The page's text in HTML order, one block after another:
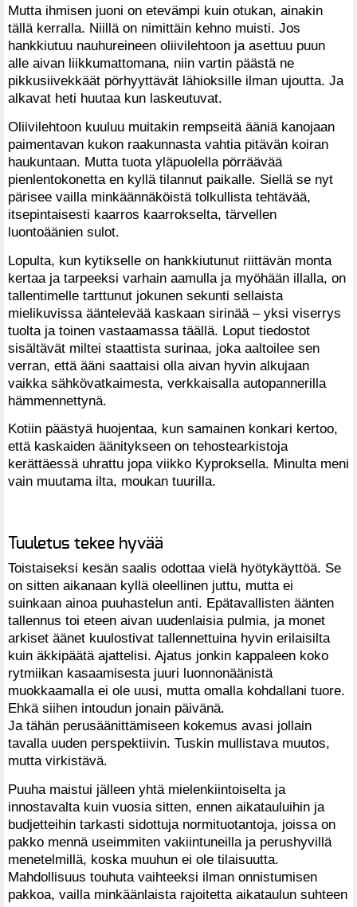
Mutta ihmisen juoni on etevämpi kuin otukan, ainakin
tällä kerralla. Niillä on nimittäin kehno muisti. Jos
hankkiutuu nauhureineen oliivilehtoon ja asettuu puun
alle aivan liikkumattomana, niin vartin päästä ne
pikkusiivekkäät pörhyyttävät lähioksille ilman ujoutta. Ja
alkavat heti huutaa kun laskeutuvat.
Oliivilehtoon kuuluu muitakin rempseitä ääniä kanojaan
paimentavan kukon raakunnasta vahtia pitävän koiran
haukuntaan. Mutta tuota yläpuolella pörräävää
pienlentokonetta en kyllä tilannut paikalle. Siellä se nyt
pärisee vailla minkäännäköistä tolkullista tehtävää,
itsepintaisesti kaarros kaarrokselta, tärvellen
luontoäänien sulot.
Lopulta, kun kytikselle on hankkiutunut riittävän monta
kertaa ja tarpeeksi varhain aamulla ja myöhään illalla, on
tallentimelle tarttunut jokunen sekunti sellaista
mielikuvissa ääntelevää kaskaan sirinää – yksi viserrys
tuolta ja toinen vastaamassa täällä. Loput tiedostot
sisältävät miltei staattista surinaa, joka aaltoilee sen
verran, että ääni saattaisi olla aivan hyvin alkujaan
vaikka sähkövatkaimesta, verkkaisalla autopannerilla
hämmennettynä.
Kotiin päästyä huojentaa, kun samainen konkari kertoo,
että kaskaiden äänitykseen on tehostearkistoja
kerättäessä uhrattu jopa viikko Kyproksella. Minulta meni
vain muutama ilta, moukan tuurilla.
Tuuletus tekee hyvää
Toistaiseksi kesän saalis odottaa vielä hyötykäyttöä. Se
on sitten aikanaan kyllä oleellinen juttu, mutta ei
suinkaan ainoa puuhastelun anti. Epätavallisten äänten
tallennus toi eteen aivan uudenlaisia pulmia, ja monet
arkiset äänet kuulostivat tallennettuina hyvin erilaisilta
kuin äkkipäätä ajattelisi. Ajatus jonkin kappaleen koko
rytmiikan kasaamisesta juuri luonnonäänistä
muokkaamalla ei ole uusi, mutta omalla kohdallani tuore.
Ehkä siihen intoudun jonain päivänä.
Ja tähän perusäänittämiseen kokemus avasi jollain
tavalla uuden perspektiivin. Tuskin mullistava muutos,
mutta virkistävä.
Puuha maistui jälleen yhtä mielenkiintoiselta ja
innostavalta kuin vuosia sitten, ennen aikatauluihin ja
budjetteihin tarkasti sidottuja normituotantoja, joissa on
pakko mennä useimmiten vakiintuneilla ja perushyvillä
menetelmillä, koska muuhun ei ole tilaisuutta.
Mahdollisuus touhuta vaihteeksi ilman onnistumisen
pakkoa, vailla minkäänlaista rajoitetta aikataulun suhteen